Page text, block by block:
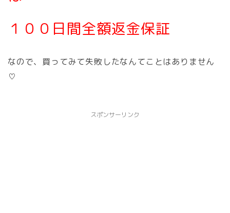
１００日間全額返金保証
なので、買ってみて失敗したなんてことはありません
♡
スポンサーリンク